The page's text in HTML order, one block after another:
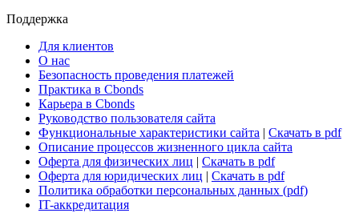
Поддержка
Для клиентов
О нас
Безопасность проведения платежей
Практика в Cbonds
Карьера в Cbonds
Руководство пользователя сайта
Функциональные характеристики сайта
Скачать в pdf
Описание процессов жизненного цикла сайта
Оферта для физических лиц
Скачать в pdf
Оферта для юридических лиц
Скачать в pdf
Политика обработки персональных данных (pdf)
IT-аккредитация